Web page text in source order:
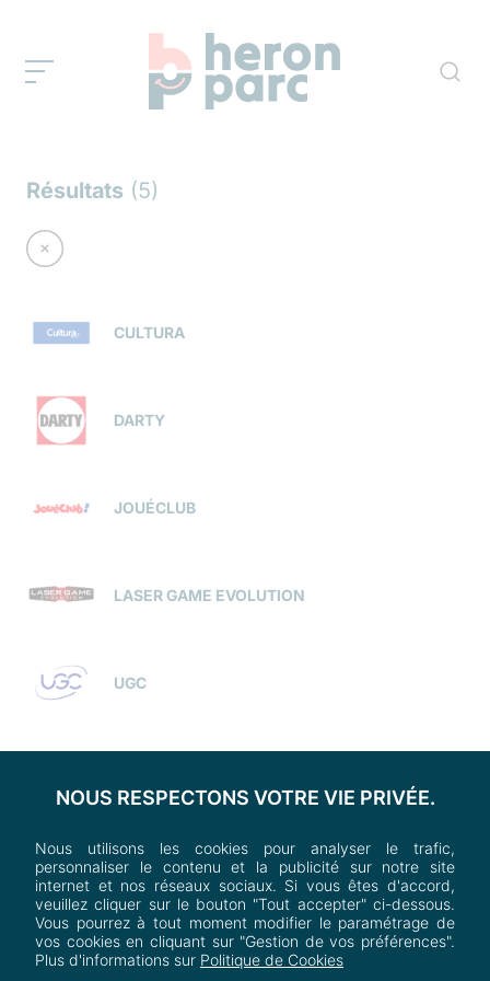
Résultats (5)
CULTURA
DARTY
JOUÉCLUB
LASER GAME EVOLUTION
UGC
NOUS RESPECTONS VOTRE VIE PRIVÉE.
Nous utilisons les cookies pour analyser le trafic,
personnaliser le contenu et la publicité sur notre site
internet et nos réseaux sociaux. Si vous êtes d'accord,
veuillez cliquer sur le bouton "Tout accepter" ci-dessous.
Vous pourrez à tout moment modifier le paramétrage de
vos cookies en cliquant sur "Gestion de vos préférences".
Plus d'informations sur Politique de Cookies